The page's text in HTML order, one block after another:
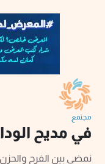
مجتمع
في مديح
نمضي بين الفرح